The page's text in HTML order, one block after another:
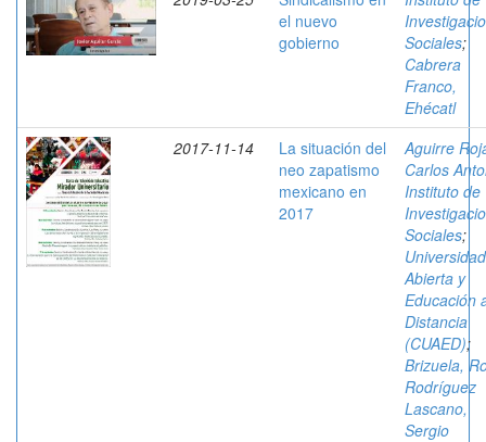
el nuevo
gobierno
Sociales;
Cabrera
Franco,
Ehécatl
2017-11-14
La situación del
neo zapatismo
mexicano en
2017
Aguirre
Carlos
Instituto de
Sociales;
Universidad
Abierta y
Educación
Distancia
(CUAED);
Brizuela,
Rodríguez
Lascano,
Sergio